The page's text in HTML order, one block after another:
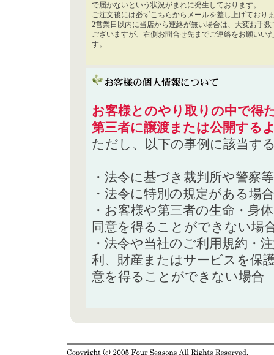
で届かないという状況がまれに発生しております。
ご注文後には必ずこちらからメールを差し上げており
2営業日以内に当店から連絡が無い場合は、大変お手数
ございますが、右側お問合せ先までご連絡をお願いい
す。
お客様とのやり取りの中で得
第三者に譲渡または公開する
ただし、以下の事例に該当す
・法令に基づき裁判所や警察
・法令に特別の規定がある場合
・お客様や第三者の生命・身
同意を得ることができない場
・法令や当社のご利用規約・
利、財産またはサービスを保
意を得ることができない場合